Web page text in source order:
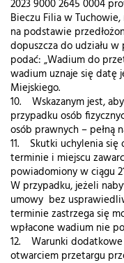
2023 9000 2645 0004
Bieczu Filia w
na podstawie
dopuszcza do udziału
podać: „Wadium do
wadium uznaje się datę
Miejskiego.
10. Wskazanym jest,
przypadku osób
osób prawnych – pełną
11. Skutki uchylenia się
terminie i miejscu
powiadomiony w ciągu
W przypadku, jeżeli
umowy bez
terminie zastrzega się
wpłacone wadium nie
12. Warunki
otwarciem przetargu